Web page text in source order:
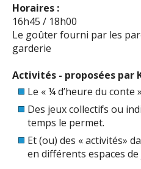
Horaires :
16h45 / 18h00
Le goûter fourni par les
garderie
Activités - proposées par
Le « ¼ d’heure du conte »
Des jeux collectifs ou
temps le permet.
Et (ou) des « activités»
en différents espaces de